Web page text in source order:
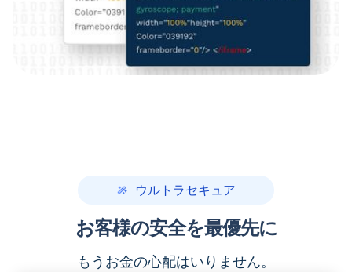
ウルトラセキュア
お客様の安全を最優先に
もうお金の心配はいりません。